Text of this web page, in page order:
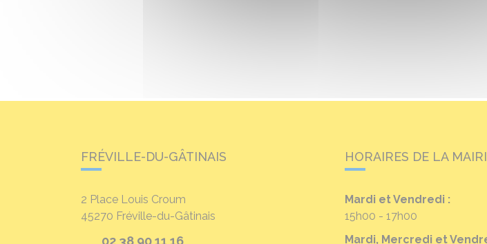
FRÉVILLE-DU-GÂTINAIS
2 Place Louis Croum
45270 Fréville-du-Gâtinais
HORAIRES DE LA
Mardi et Vendredi :
15h00 - 17h00
Mardi, Mercredi et